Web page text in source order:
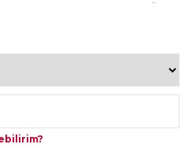
Modellerimiz 150 TL Sabit Ücret